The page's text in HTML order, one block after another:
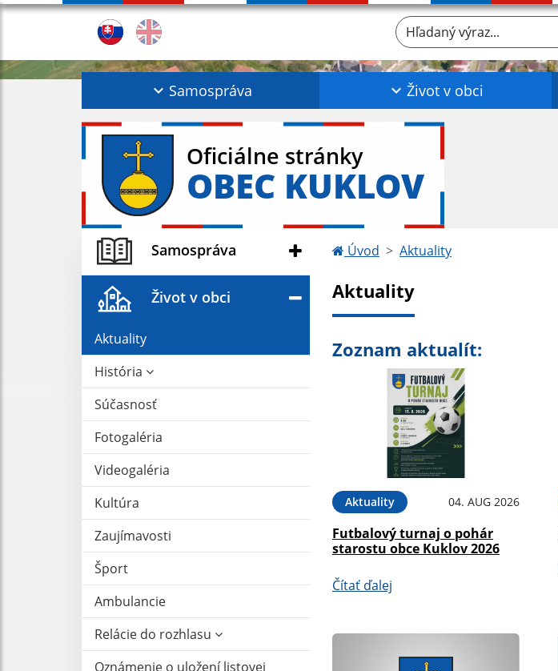
Hľadaný výraz...
Samospráva Život v obci
Oficiálne stránky
OBEC KUKLOV
Samospráva
Život v obci
Aktuality
História
Súčasnosť
Fotogaléria
Videogaléria
Kultúra
Zaujímavosti
Šport
Ambulancie
Relácie do rozhlasu
Oznámenie o uložení listovej
Úvod Aktuality
Aktuality
Zoznam aktualít:
Aktuality 04. AUG 2026
Futbalový turnaj o pohár
starostu obce Kuklov 2026
Čítať ďalej